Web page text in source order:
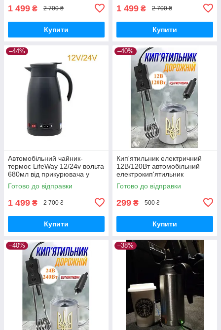
1 499 ₴ 2 700 ₴
Купити
1 499 ₴ 2 700 ₴
Купити
–44%
Автомобільний чайник-
термос LifeWay 12/24v вольта
680мл від прикурювача у
вантажівку, фуру, трек,
машину для далекобійника
Готово до відправки
1 499 ₴ 2 700 ₴
Купити
–40%
Кип'ятильник електричний
12В/120Вт автомобільний
електрокип'ятильник
дорожній занурювальний
Готово до відправки
299 ₴ 500 ₴
Купити
–40% –38%